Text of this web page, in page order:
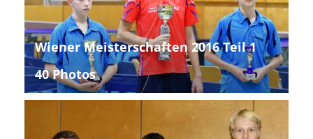
Wiener Meisterschaften 2016 Teil 1
40 Photos